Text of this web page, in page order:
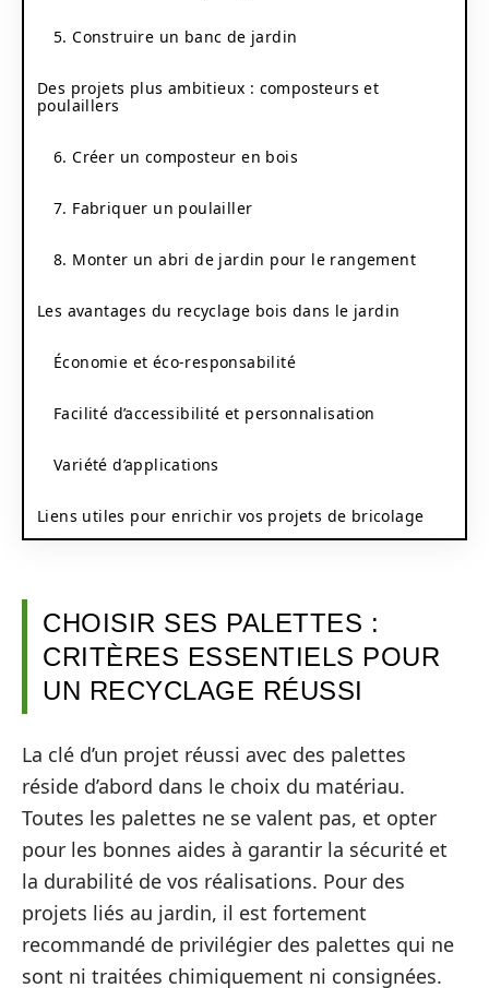
5. Construire un banc de jardin
Des projets plus ambitieux : composteurs et
poulaillers
6. Créer un composteur en bois
7. Fabriquer un poulailler
8. Monter un abri de jardin pour le rangement
Les avantages du recyclage bois dans le jardin
Économie et éco-responsabilité
Facilité d’accessibilité et personnalisation
Variété d’applications
Liens utiles pour enrichir vos projets de bricolage
CHOISIR SES PALETTES :
CRITÈRES ESSENTIELS POUR
UN RECYCLAGE RÉUSSI
La clé d’un projet réussi avec des palettes
réside d’abord dans le choix du matériau.
Toutes les palettes ne se valent pas, et opter
pour les bonnes aides à garantir la sécurité et
la durabilité de vos réalisations. Pour des
projets liés au jardin, il est fortement
recommandé de privilégier des palettes qui ne
sont ni traitées chimiquement ni consignées.